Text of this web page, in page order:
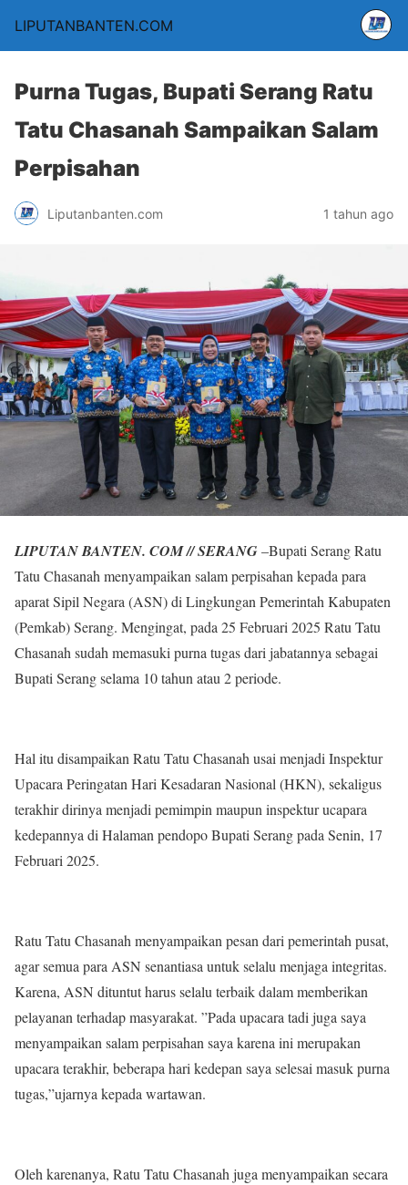
LIPUTANBANTEN.COM
Purna Tugas, Bupati Serang Ratu
Tatu Chasanah Sampaikan Salam
Perpisahan
Liputanbanten.com 1 tahun ago
LIPUTAN BANTEN. COM // SERANG–Bupati Serang Ratu
Tatu Chasanah menyampaikan salam perpisahan kepada para
aparat Sipil Negara (ASN) di Lingkungan Pemerintah Kabupaten
(Pemkab) Serang. Mengingat, pada 25 Februari 2025 Ratu Tatu
Chasanah sudah memasuki purna tugas dari jabatannya sebagai
Bupati Serang selama 10 tahun atau 2 periode.
Hal itu disampaikan Ratu Tatu Chasanah usai menjadi Inspektur
Upacara Peringatan Hari Kesadaran Nasional (HKN), sekaligus
terakhir dirinya menjadi pemimpin maupun inspektur ucapara
kedepannya di Halaman pendopo Bupati Serang pada Senin, 17
Februari 2025.
Ratu Tatu Chasanah menyampaikan pesan dari pemerintah pusat,
agar semua para ASN senantiasa untuk selalu menjaga integritas.
Karena, ASN dituntut harus selalu terbaik dalam memberikan
pelayanan terhadap masyarakat. ”Pada upacara tadi juga saya
menyampaikan salam perpisahan saya karena ini merupakan
upacara terakhir, beberapa hari kedepan saya selesai masuk purna
tugas,”ujarnya kepada wartawan.
Oleh karenanya, Ratu Tatu Chasanah juga menyampaikan secara